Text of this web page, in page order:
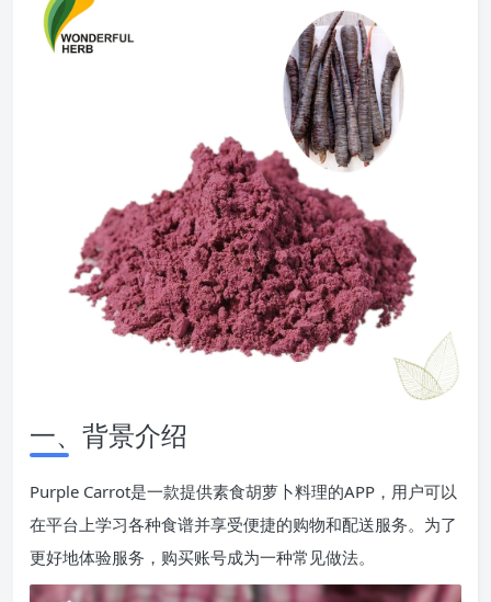
一、背景介绍
Purple Carrot是一款提供素食胡萝卜料理的APP，用户可以
在平台上学习各种食谱并享受便捷的购物和配送服务。为了
更好地体验服务，购买账号成为一种常见做法。